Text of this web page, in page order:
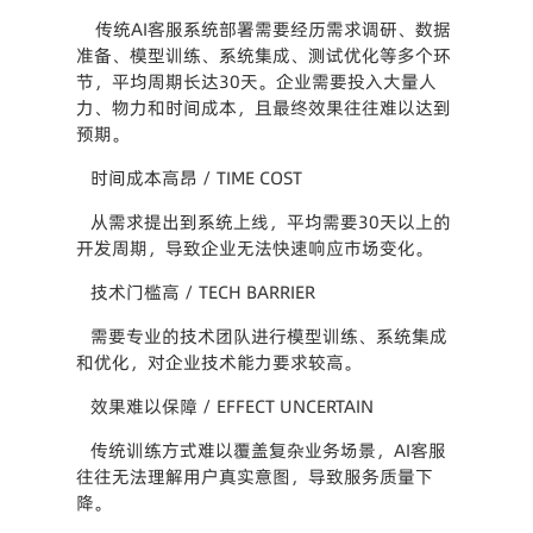
传统AI客服系统部署需要经历需求调研、数据
准备、模型训练、系统集成、测试优化等多个环
节，平均周期长达30天。企业需要投入大量人
力、物力和时间成本，且最终效果往往难以达到
预期。
时间成本高昂 / TIME COST
从需求提出到系统上线，平均需要30天以上的
开发周期，导致企业无法快速响应市场变化。
技术门槛高 / TECH BARRIER
需要专业的技术团队进行模型训练、系统集成
和优化，对企业技术能力要求较高。
效果难以保障 / EFFECT UNCERTAIN
传统训练方式难以覆盖复杂业务场景，AI客服
往往无法理解用户真实意图，导致服务质量下
降。